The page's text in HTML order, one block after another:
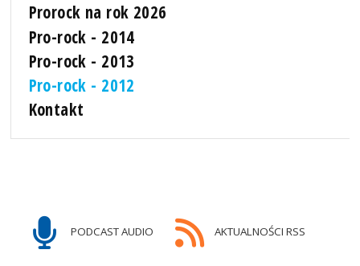
Prorock na rok 2026
Pro-rock - 2014
Pro-rock - 2013
Pro-rock - 2012
Kontakt
PODCAST AUDIO AKTUALNOŚCI RSS